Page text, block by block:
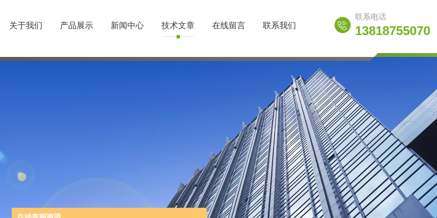
关于我们 产品展示 新闻中心 技术文章 在线留言 联系我们
联系电话
13818755070